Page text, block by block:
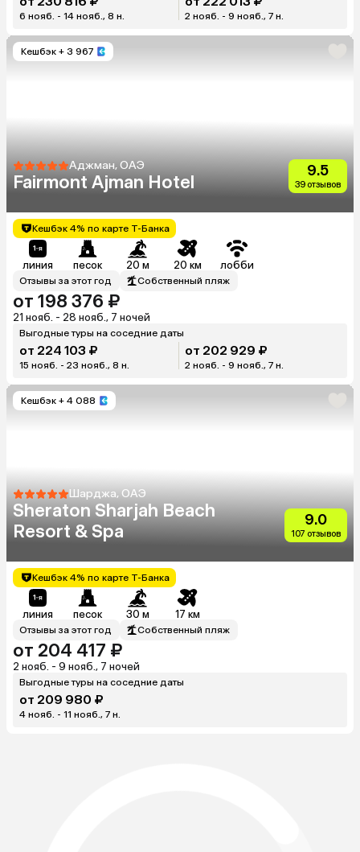
6 нояб. - 14 нояб., 8 н. 2 нояб. - 9 нояб., 7 н.
Кешбэк + 3 967
Аджман, ОАЭ
Fairmont Ajman Hotel
9.5
39 отзывов
Кешбэк 4% по карте Т-Банка
линия песок 20 м 20 км лобби
Отзывы за этот год Собственный пляж
от 198 376 ₽
21 нояб. - 28 нояб., 7 ночей
Выгодные туры на соседние даты
от 224 103 ₽
15 нояб. - 23 нояб., 8 н.
от 202 929 ₽
2 нояб. - 9 нояб., 7 н.
Кешбэк + 4 088
Шарджа, ОАЭ
Sheraton Sharjah Beach
Resort & Spa
9.0
107 отзывов
Кешбэк 4% по карте Т-Банка
линия песок 30 м 17 км
Отзывы за этот год Собственный пляж
от 204 417 ₽
2 нояб. - 9 нояб., 7 ночей
Выгодные туры на соседние даты
от 209 980 ₽
4 нояб. - 11 нояб., 7 н.